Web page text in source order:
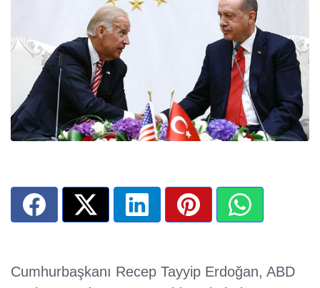
Cumhurbaşkanı Recep Tayyip Erdoğan, ABD